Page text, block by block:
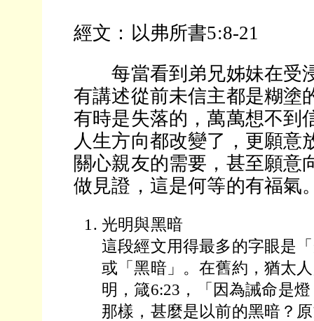
經文：以弗所書5:8-21
每當看到弟兄姊妹在受
有講述從前未信主都是糊塗
有時是失落的，萬萬想不到
人生方向都改變了，更願意
關心親友的需要，甚至願意
做見證，這是何等的有福氣
光明與黑暗
這段經文用得最多的字眼是
或「黑暗」。在舊約，猶太
明，箴6:23，「因為誡命是
那樣，甚麼是以前的黑暗？